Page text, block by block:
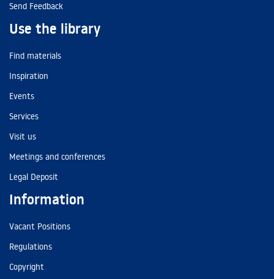
Send Feedback
Use the library
Find materials
Inspiration
Events
Services
Visit us
Meetings and conferences
Legal Deposit
Information
Vacant Positions
Regulations
Copyright